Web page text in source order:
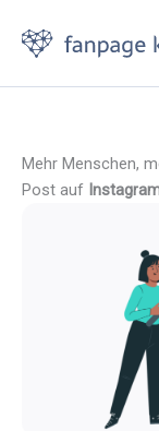
Inhalt
springen
Mehr Menschen,
Post auf